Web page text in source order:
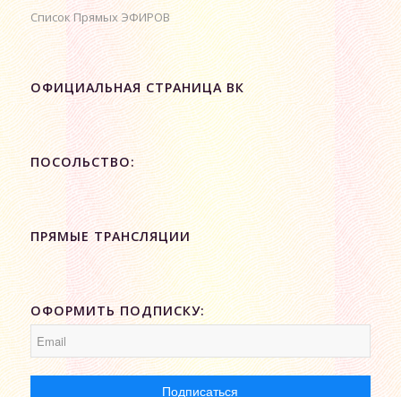
Список Прямых ЭФИРОВ
ОФИЦИАЛЬНАЯ СТРАНИЦА ВК
ПОСОЛЬСТВО:
ПРЯМЫЕ ТРАНСЛЯЦИИ
ОФОРМИТЬ ПОДПИСКУ: